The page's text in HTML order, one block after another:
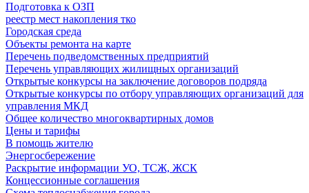
Подготовка к ОЗП
реестр мест накопления тко
Городская среда
Объекты ремонта на карте
Перечень подведомственных предприятий
Перечень управляющих жилищных организаций
Открытые конкурсы на заключение договоров подряда
Открытые конкурсы по отбору управляющих организаций для
управления МКД
Общее количество многоквартирных домов
Цены и тарифы
В помощь жителю
Энергосбережение
Раскрытие информации УО, ТСЖ, ЖСК
Концессионные соглашения